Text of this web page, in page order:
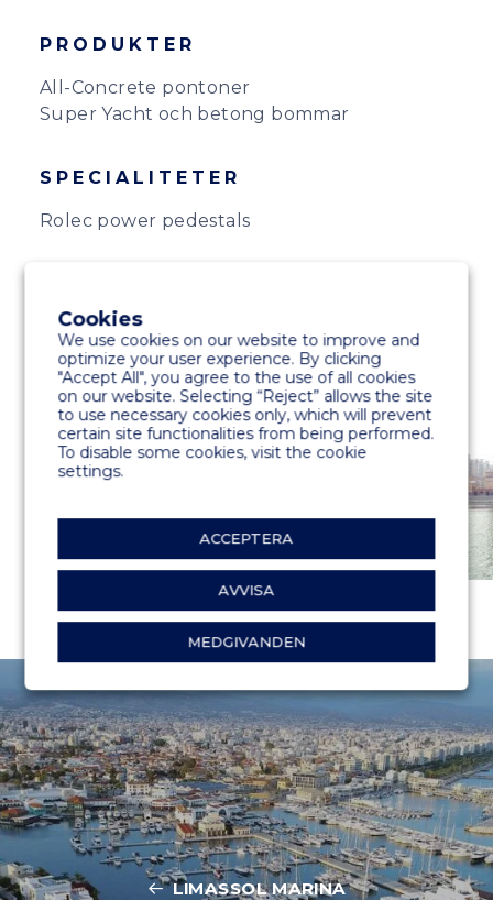
PRODUKTER
All-Concrete pontoner
Super Yacht och betong bommar
SPECIALITETER
Rolec power pedestals
LIMASSOL MARINA
Cookies
We use cookies on our website to improve and
optimize your user experience. By clicking
"Accept All", you agree to the use of all cookies
on our website. Selecting “Reject” allows the site
to use necessary cookies only, which will prevent
certain site functionalities from being performed.
To disable some cookies, visit the cookie
settings.
ACCEPTERA
AVVISA
MEDGIVANDEN